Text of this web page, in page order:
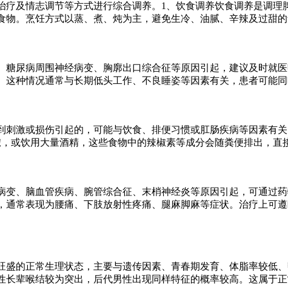
及情志调节等方式进行综合调养。1、饮食调养饮食调养是调
。烹饪方式以蒸、煮、炖为主，避免生冷、油腻、辛辣及过甜
尿病周围神经病变、胸廓出口综合征等原因引起，建议及时就
种情况通常与长期低头工作、不良睡姿等因素有关，患者可能
激或损伤引起的，可能与饮食、排便习惯或肛肠疾病等因素有
或饮用大量酒精，这些食物中的辣椒素等成分会随粪便排出，
、脑血管疾病、腕管综合征、末梢神经炎等原因引起，可通过
常表现为腰痛、下肢放射性疼痛、腿麻脚麻等症状。治疗上可
的正常生理状态，主要与遗传因素、青春期发育、体脂率较低
辈喉结较为突出，后代男性出现同样特征的概率较高。这属于